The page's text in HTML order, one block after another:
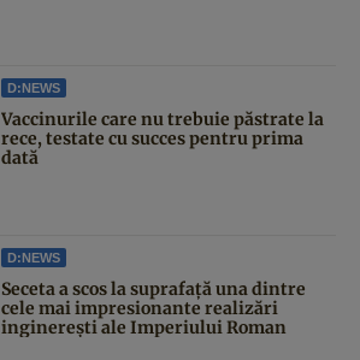
D:NEWS
Vaccinurile care nu trebuie păstrate la
rece, testate cu succes pentru prima
dată
D:NEWS
Seceta a scos la suprafață una dintre
cele mai impresionante realizări
inginerești ale Imperiului Roman